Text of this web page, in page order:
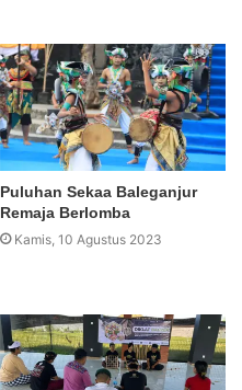
Puluhan Sekaa Baleganjur
Remaja Berlomba
Kamis, 10 Agustus 2023